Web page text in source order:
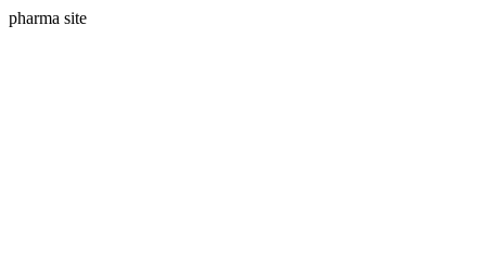
pharma site